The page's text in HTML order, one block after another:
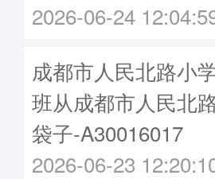
2026-06-24
成都市人民北路小
班从成都市人民北
袋子-A30016017
2026-06-23